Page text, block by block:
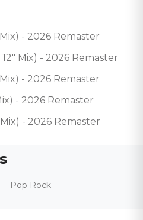
- 2026 Remaster
Mix) - 2026 Remaster
- 2026 Remaster
- 2026 Remaster
- 2026 Remaster
Pop Rock